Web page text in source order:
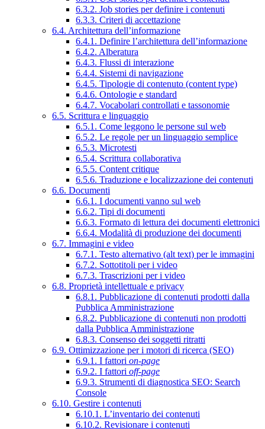
6.3.2. Job stories per definire i contenuti
6.3.3. Criteri di accettazione
6.4. Architettura dell’informazione
6.4.1. Definire l’architettura dell’informazione
6.4.2. Alberatura
6.4.3. Flussi di interazione
6.4.4. Sistemi di navigazione
6.4.5. Tipologie di contenuto (content type)
6.4.6. Ontologie e standard
6.4.7. Vocabolari controllati e tassonomie
6.5. Scrittura e linguaggio
6.5.1. Come leggono le persone sul web
6.5.2. Le regole per un linguaggio semplice
6.5.3. Microtesti
6.5.4. Scrittura collaborativa
6.5.5. Content critique
6.5.6. Traduzione e localizzazione dei contenuti
6.6. Documenti
6.6.1. I documenti vanno sul web
6.6.2. Tipi di documenti
6.6.3. Formato di lettura dei documenti elettronici
6.6.4. Modalità di produzione dei documenti
6.7. Immagini e video
6.7.1. Testo alternativo (alt text) per le immagini
6.7.2. Sottotitoli per i video
6.7.3. Trascrizioni per i video
6.8. Proprietà intellettuale e privacy
6.8.1. Pubblicazione di contenuti prodotti dalla
Pubblica Amministrazione
6.8.2. Pubblicazione di contenuti non prodotti
dalla Pubblica Amministrazione
6.8.3. Consenso dei soggetti ritratti
6.9. Ottimizzazione per i motori di ricerca (SEO)
6.9.1. I fattori on-page
6.9.2. I fattori off-page
6.9.3. Strumenti di diagnostica SEO: Search
Console
6.10. Gestire i contenuti
6.10.1. L’inventario dei contenuti
6.10.2. Revisionare i contenuti